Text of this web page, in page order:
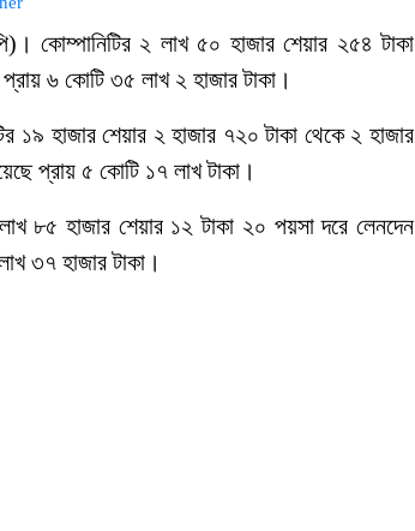
কোম্পানিটির ২ লাখ ৫০ হাজার শেয়ার ২৫৪ টাকা
৬ কোটি ৩৫ লাখ ২ হাজার টাকা।
১৯ হাজার শেয়ার ২ হাজার ৭২০ টাকা থেকে ২ হাজার
প্রায় ৫ কোটি ১৭ লাখ টাকা।
৮৫ হাজার শেয়ার ১২ টাকা ২০ পয়সা দরে লেনদেন
৩৭ হাজার টাকা।